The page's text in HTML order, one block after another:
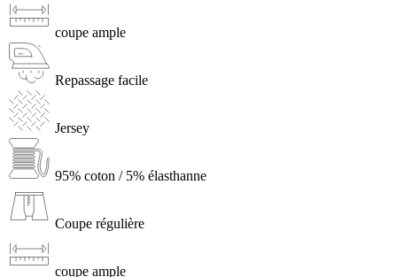
coupe ample
Repassage facile
Jersey
95% coton / 5% élasthanne
Coupe régulière
coupe ample